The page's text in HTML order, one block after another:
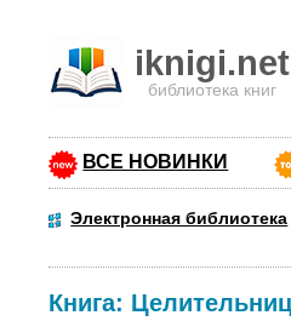
iknigi.net
библиотека книг
ВСЕ НОВИНКИ
Электронная библиотека
Книга: